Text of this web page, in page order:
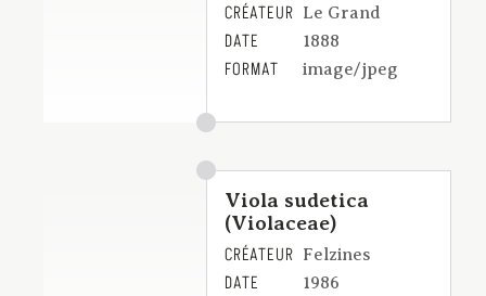
CRÉATEUR Le Grand
DATE 1888
FORMAT image/jpeg
Viola sudetica
(Violaceae)
CRÉATEUR Felzines
DATE 1986